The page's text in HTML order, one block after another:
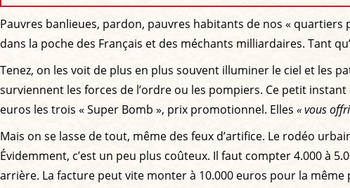
Pauvres banlieues, pardon, pauvres habitants de nos «
dans la poche des Français et des méchants milliardaires. Tant
Tenez, on les voit de plus en plus souvent illuminer le ciel et les
surviennent les forces de l’ordre ou les pompiers. Ce petit
euros les trois « Super Bomb », prix promotionnel. Elles « vous
Mais on se lasse de tout, même des feux d’artifice. Le rodéo
Évidemment, c’est un peu plus coûteux. Il faut compter 4.000 à
arrière. La facture peut vite monter à 10.000 euros pour la